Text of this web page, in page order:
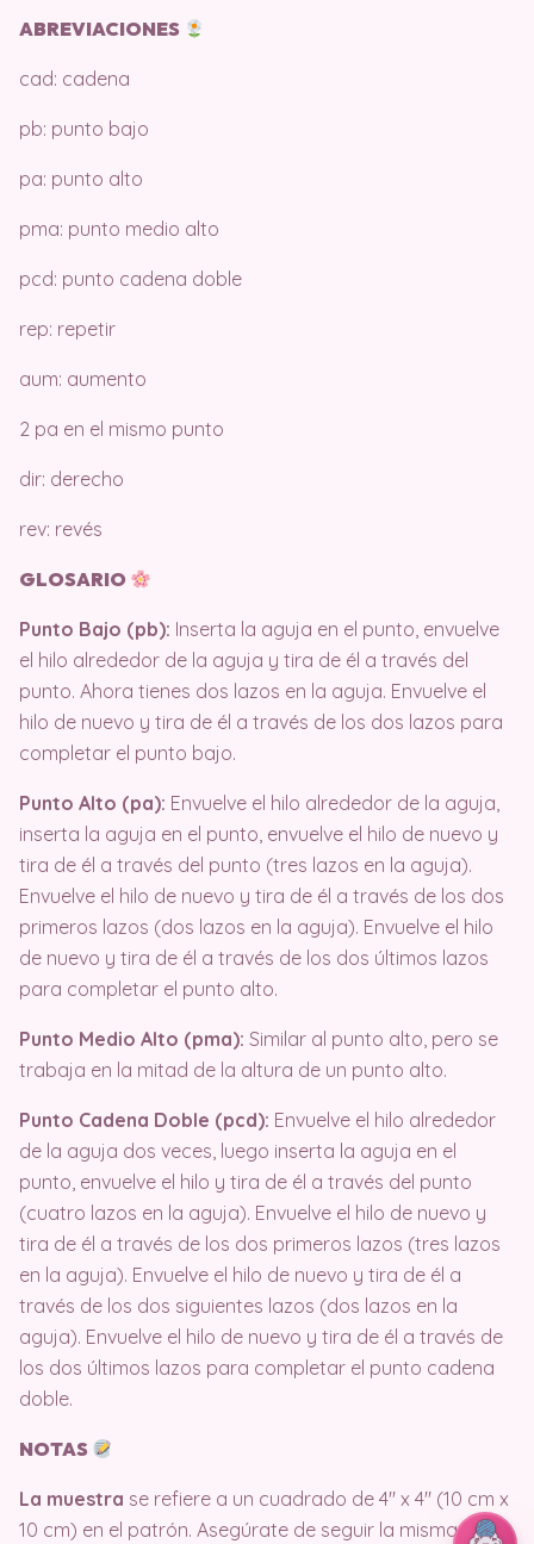
ABREVIACIONES
cad: cadena
pb: punto bajo
pa: punto alto
pma: punto medio alto
pcd: punto cadena doble
rep: repetir
aum: aumento
2 pa en el mismo punto
dir: derecho
rev: revés
GLOSARIO
Punto Bajo (pb): Inserta la aguja en el punto, envuelve
el hilo alrededor de la aguja y tira de él a través del
punto. Ahora tienes dos lazos en la aguja. Envuelve el
hilo de nuevo y tira de él a través de los dos lazos para
completar el punto bajo.
Punto Alto (pa): Envuelve el hilo alrededor de la aguja,
inserta la aguja en el punto, envuelve el hilo de nuevo y
tira de él a través del punto (tres lazos en la aguja).
Envuelve el hilo de nuevo y tira de él a través de los dos
primeros lazos (dos lazos en la aguja). Envuelve el hilo
de nuevo y tira de él a través de los dos últimos lazos
para completar el punto alto.
Punto Medio Alto (pma): Similar al punto alto, pero se
trabaja en la mitad de la altura de un punto alto.
Punto Cadena Doble (pcd): Envuelve el hilo alrededor
de la aguja dos veces, luego inserta la aguja en el
punto, envuelve el hilo y tira de él a través del punto
(cuatro lazos en la aguja). Envuelve el hilo de nuevo y
tira de él a través de los dos primeros lazos (tres lazos
en la aguja). Envuelve el hilo de nuevo y tira de él a
través de los dos siguientes lazos (dos lazos en la
aguja). Envuelve el hilo de nuevo y tira de él a través de
los dos últimos lazos para completar el punto cadena
doble.
NOTAS
La muestra se refiere a un cuadrado de 4″ x 4″ (10 cm x
10 cm) en el patrón. Asegúrate de seguir la misma